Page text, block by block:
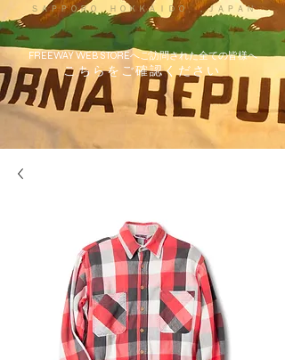
ＳＡＰＰＯＲＯ ＨＯＫＫＡＩＤＯ ，ＪＡＰＡＮ
FREEWAY WEB STOREへご訪問された全ての皆様へ
こちらをご確認ください